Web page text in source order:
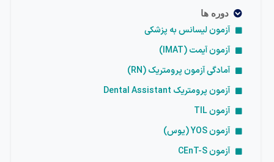
دوره ها
آزمون لیسانس به پزشکی
آزمون آیمت (IMAT)
آمادگی آزمون پرومتریک (RN)
آزمون پرومتریک Dental Assistant
آزمون TIL
آزمون YOS (یوس)
آزمون CEnT-S